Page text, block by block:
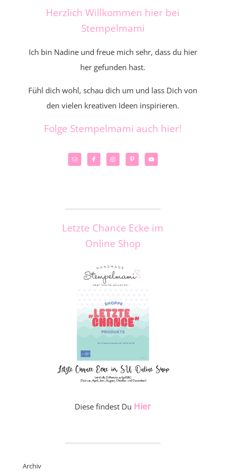
Herzlich Willkommen hier bei
Stempelmami
Ich bin Nadine und freue mich sehr, dass du hier
her gefunden hast.
Fühl dich wohl, schau dich um und lass Dich von
den vielen kreativen Ideen inspirieren.
Folge Stempelmami auch hier!
Letzte Chance Ecke im
Online Shop
Diese findest Du Hier
Archiv